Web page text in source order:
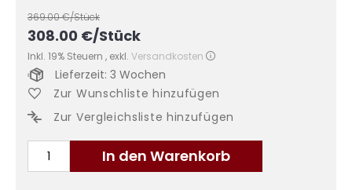
369.00€/Stück
308.00 €/Stück
Inkl. 19% Steuern , exkl. Versandkosten
In den Warenkorb
Lieferzeit: 3 Wochen
Zur Wunschliste hinzufügen
Zur Vergleichsliste hinzufügen